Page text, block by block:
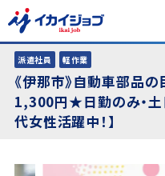
派遣社員 軽作業
《伊那市》自動車部品
1,300円★日勤のみ・
代女性活躍中！】